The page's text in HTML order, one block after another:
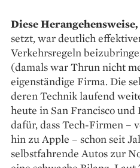
Diese Herangehensweise,
setzt, war deutlich
Verkehrsregeln
(damals war Thrun nicht
eigenständige Firma. Die
deren Technik laufend
heute in San Francisco und
dafür, dass Tech-Firmen –
hin zu Apple – schon seit
selbstfahrende Autos zur